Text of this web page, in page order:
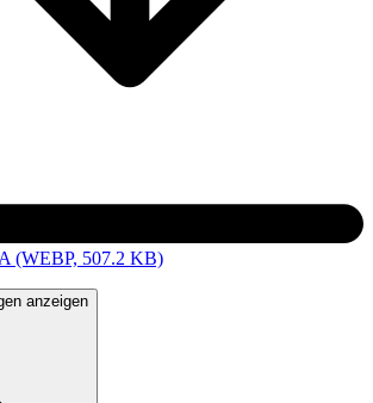
(WEBP, 507.2 KB)
anzeigen